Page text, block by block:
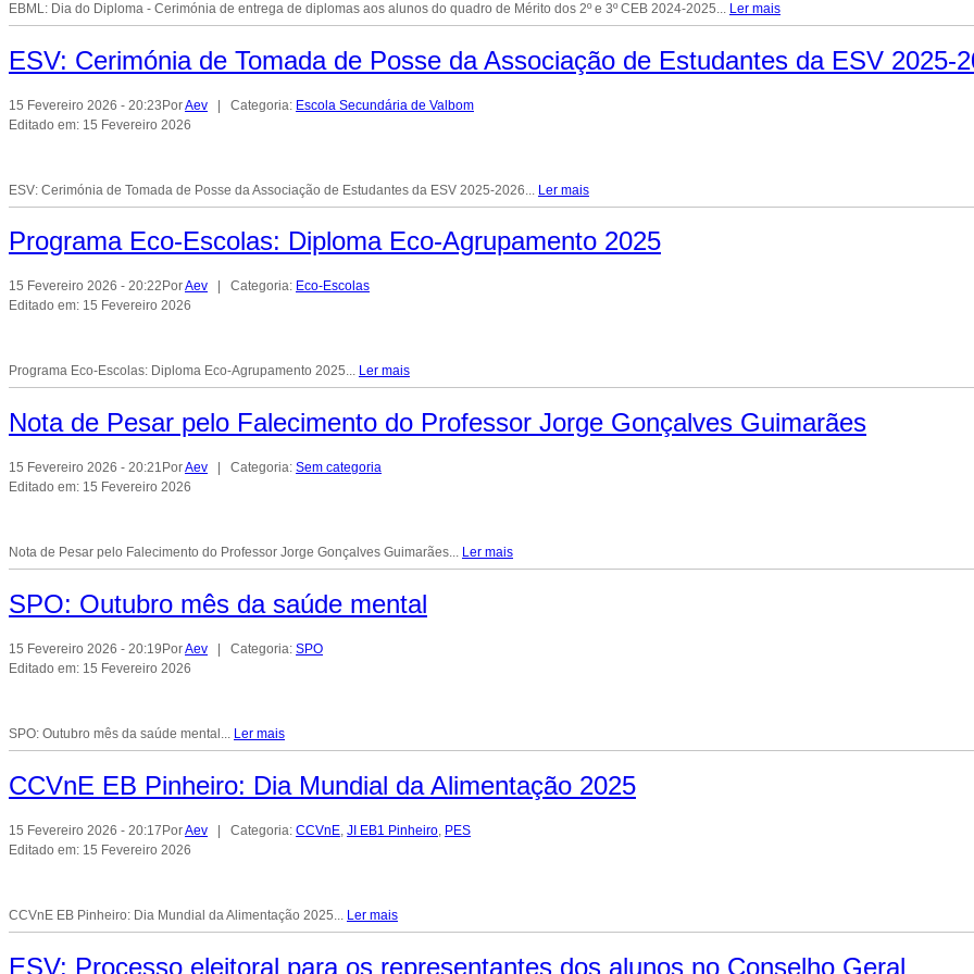
EBML: Dia do Diploma - Cerimónia de entrega de diplomas aos alunos do quadro de Mérito dos 2º e 3º CEB 2024-2025... Ler mais
ESV: Cerimónia de Tomada de Posse da Associação de Estudantes da ESV 2025-
15 Fevereiro 2026 - 20:23PorAev | Categoria: Escola Secundária de Valbom
Editado em: 15 Fevereiro 2026
ESV: Cerimónia de Tomada de Posse da Associação de Estudantes da ESV 2025-2026... Ler mais
Programa Eco-Escolas: Diploma Eco-Agrupamento 2025
15 Fevereiro 2026 - 20:22 PorAev | Categoria: Eco-Escolas
Editado em: 15 Fevereiro 2026
Programa Eco-Escolas: Diploma Eco-Agrupamento 2025... Ler mais
Nota de Pesar pelo Falecimento do Professor Jorge Gonçalves Guimarães
15 Fevereiro 2026 - 20:21 PorAev | Categoria: Sem categoria
Editado em: 15 Fevereiro 2026
Nota de Pesar pelo Falecimento do Professor Jorge Gonçalves Guimarães... Ler mais
SPO: Outubro mês da saúde mental
15 Fevereiro 2026 - 20:19 PorAev | Categoria: SPO
Editado em: 15 Fevereiro 2026
SPO: Outubro mês da saúde mental... Ler mais
CCVnE EB Pinheiro: Dia Mundial da Alimentação 2025
15 Fevereiro 2026 - 20:17PorAev | Categoria: CCVnE JI EB1 Pinheiro PES
Editado em: 15 Fevereiro 2026
CCVnE EB Pinheiro: Dia Mundial da Alimentação 2025... Ler mais
ESV: Processo eleitoral para os representantes dos alunos no Conselho Geral